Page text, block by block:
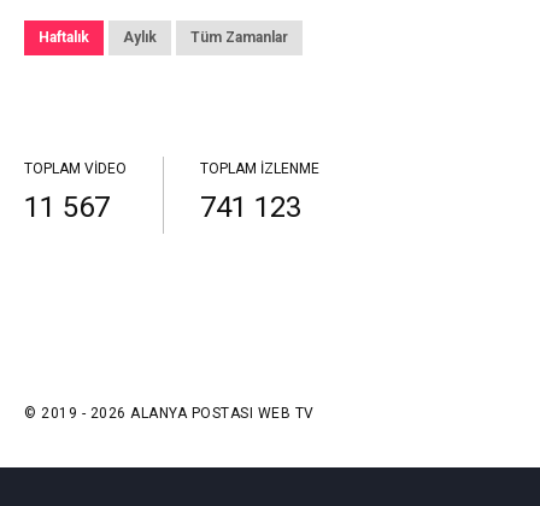
Haftalık Aylık Tüm Zamanlar
TOPLAM VIDEO
11 567
TOPLAM İZLENME
741 123
© 2019 - 2026 ALANYA POSTASI WEB TV